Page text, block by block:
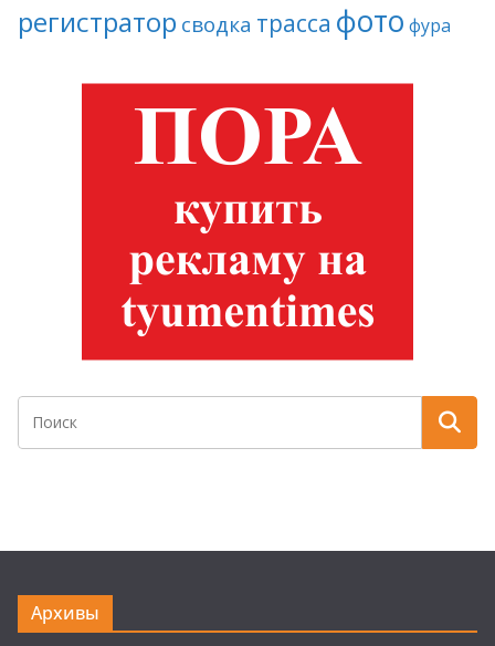
регистратор сводка трасса фото фура
Архивы